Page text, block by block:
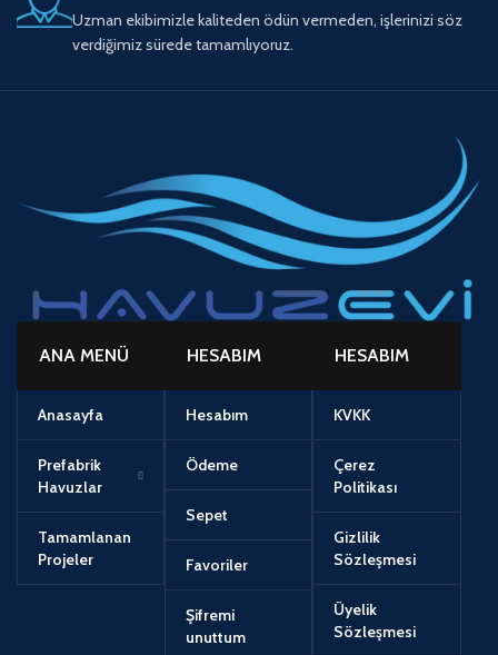
Uzman ekibimizle kaliteden ödün vermeden, işlerinizi söz
verdiğimiz sürede tamamlıyoruz.
ANA MENÜ
Anasayfa
Prefabrik
Havuzlar
Tamamlanan
Projeler
HESABIM
Hesabım
Ödeme
Sepet
Favoriler
Şifremi
unuttum
HESABIM
KVKK
Çerez
Politikası
Gizlilik
Sözleşmesi
Üyelik
Sözleşmesi